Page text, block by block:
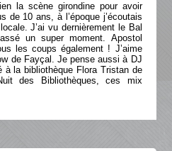
la scène girondine pour avoir
de 10 ans, à l’époque j’écoutais
J’ai vu dernièrement le Bal
un super moment. Apostol
les coups également ! J’aime
de Fayçal. Je pense aussi à DJ
à la bibliothèque Flora Tristan de
des Bibliothèques, ces mix